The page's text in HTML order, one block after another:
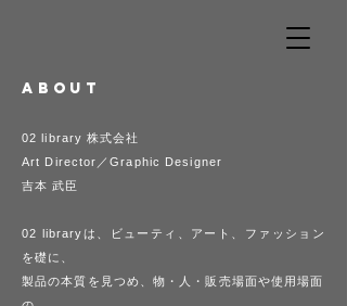
ABOUT
02 library ​株式会社
Art Director／Graphic Designer
吉本 武臣
02 libraryは、ビューティ、アート、ファッション
を礎に、
製品の本質を見つめ、物・人・販売場面や使用場面